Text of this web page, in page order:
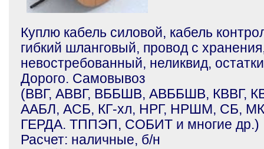
Куплю кабель силовой, кабель
гибкий шланговый, провод с
невостребованный, неликвид,
Дорого. Самовывоз
(ВВГ, АВВГ, ВББШВ, АВББШВ, КВВГ,
ААБЛ, АСБ, КГ-хл, НРГ, НРШМ, СБ,
ГЕРДА. ТППЭП, СОБИТ и многие др.)
Расчет: наличные, б/н